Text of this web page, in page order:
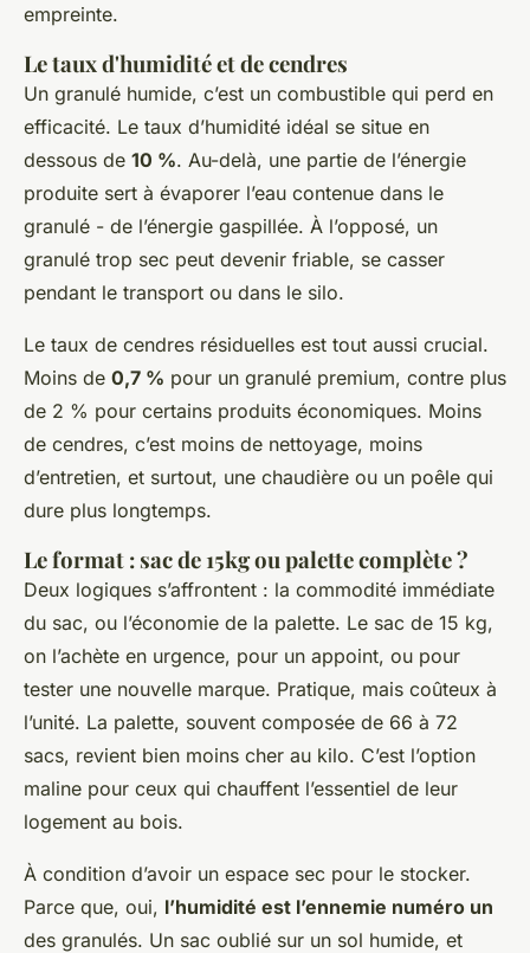
empreinte.
Le taux d'humidité et de cendres
Un granulé humide, c’est un combustible qui perd en
efficacité. Le taux d’humidité idéal se situe en
dessous de 10 %. Au-delà, une partie de l’énergie
produite sert à évaporer l’eau contenue dans le
granulé - de l’énergie gaspillée. À l’opposé, un
granulé trop sec peut devenir friable, se casser
pendant le transport ou dans le silo.
Le taux de cendres résiduelles est tout aussi crucial.
Moins de 0,7 % pour un granulé premium, contre plus
de 2 % pour certains produits économiques. Moins
de cendres, c’est moins de nettoyage, moins
d’entretien, et surtout, une chaudière ou un poêle qui
dure plus longtemps.
Le format : sac de 15kg ou palette complète ?
Deux logiques s’affrontent : la commodité immédiate
du sac, ou l’économie de la palette. Le sac de 15 kg,
on l’achète en urgence, pour un appoint, ou pour
tester une nouvelle marque. Pratique, mais coûteux à
l’unité. La palette, souvent composée de 66 à 72
sacs, revient bien moins cher au kilo. C’est l’option
maline pour ceux qui chauffent l’essentiel de leur
logement au bois.
À condition d’avoir un espace sec pour le stocker.
Parce que, oui, l’humidité est l’ennemie numéro un
des granulés. Un sac oublié sur un sol humide, et